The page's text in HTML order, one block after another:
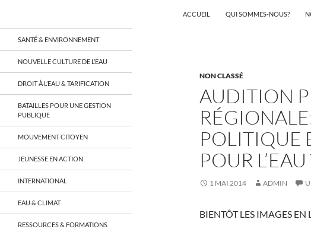
Aller
au
contenu
ACCUEIL QUI SOMMES-NOUS?
NON CLASSÉ
AUDITION
POLITIQUE
POUR L’EAU
1 MAI 2014 ADMIN
BIENTÔT LES IMAGES EN
un réseau qui réunit citoyens et
associations autour de la ressource
territoire français, sur tous les
économique, juridique, de la santé,
culturel…
SANTÉ & ENVIRONNEMENT
NOUVELLE CULTURE DE L’EAU
DROIT À L’EAU & TARIFICATION
BATAILLES POUR UNE GESTION
PUBLIQUE
MOUVEMENT CITOYEN
JEUNESSE EN ACTION
INTERNATIONAL
EAU & CLIMAT
RESSOURCES & FORMATIONS